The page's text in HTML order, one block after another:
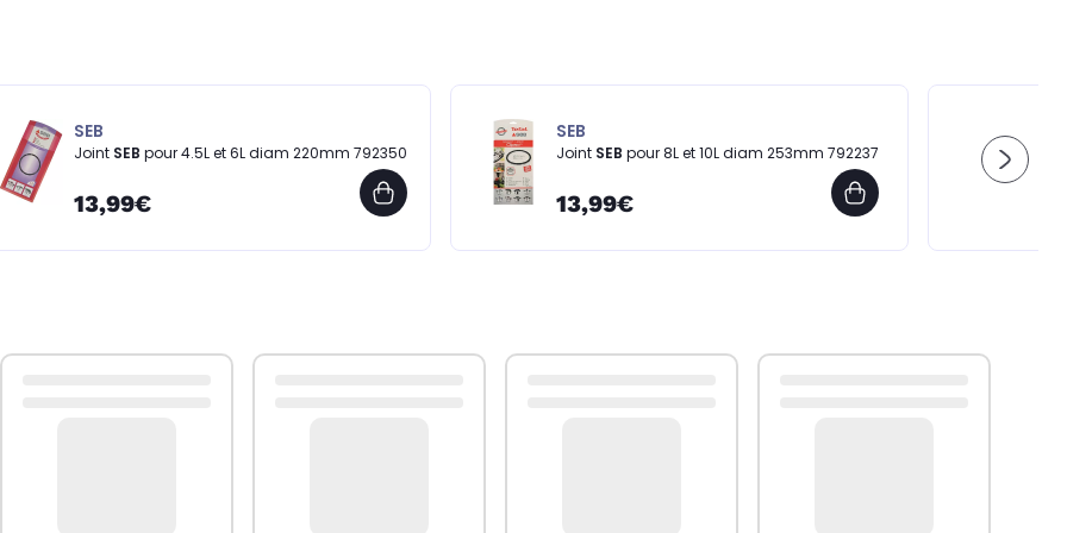
SEB
Joint SEB pour 4.5L et 6L diam 220mm 792350
13,99€
SEB
Joint SEB pour 8L et 10L diam 253mm 792237
13,99€